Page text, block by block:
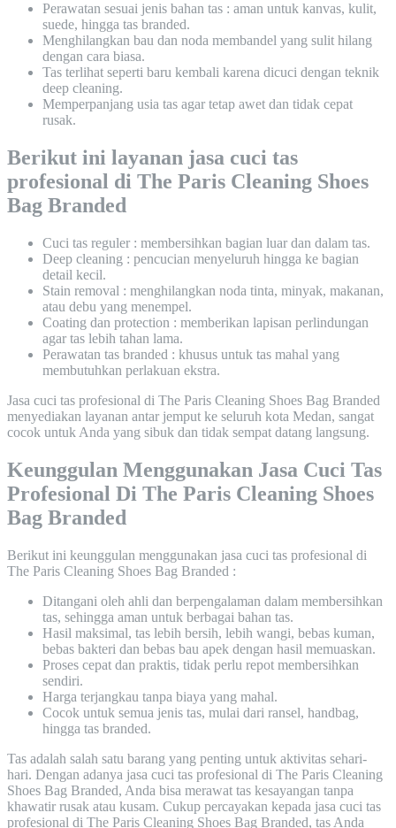
Perawatan sesuai jenis bahan tas : aman untuk kanvas, kulit,
suede, hingga tas branded.
Menghilangkan bau dan noda membandel yang sulit hilang
dengan cara biasa.
Tas terlihat seperti baru kembali karena dicuci dengan teknik
deep cleaning.
Memperpanjang usia tas agar tetap awet dan tidak cepat
rusak.
Berikut ini layanan jasa cuci tas
profesional di The Paris Cleaning Shoes
Bag Branded
Cuci tas reguler : membersihkan bagian luar dan dalam tas.
Deep cleaning : pencucian menyeluruh hingga ke bagian
detail kecil.
Stain removal : menghilangkan noda tinta, minyak, makanan,
atau debu yang menempel.
Coating dan protection : memberikan lapisan perlindungan
agar tas lebih tahan lama.
Perawatan tas branded : khusus untuk tas mahal yang
membutuhkan perlakuan ekstra.
Jasa cuci tas profesional di The Paris Cleaning Shoes Bag Branded
menyediakan layanan antar jemput ke seluruh kota Medan, sangat
cocok untuk Anda yang sibuk dan tidak sempat datang langsung.
Keunggulan Menggunakan Jasa Cuci Tas
Profesional Di The Paris Cleaning Shoes
Bag Branded
Berikut ini keunggulan menggunakan jasa cuci tas profesional di
The Paris Cleaning Shoes Bag Branded :
Ditangani oleh ahli dan berpengalaman dalam membersihkan
tas, sehingga aman untuk berbagai bahan tas.
Hasil maksimal, tas lebih bersih, lebih wangi, bebas kuman,
bebas bakteri dan bebas bau apek dengan hasil memuaskan.
Proses cepat dan praktis, tidak perlu repot membersihkan
sendiri.
Harga terjangkau tanpa biaya yang mahal.
Cocok untuk semua jenis tas, mulai dari ransel, handbag,
hingga tas branded.
Tas adalah salah satu barang yang penting untuk aktivitas sehari-
hari. Dengan adanya jasa cuci tas profesional di The Paris Cleaning
Shoes Bag Branded, Anda bisa merawat tas kesayangan tanpa
khawatir rusak atau kusam. Cukup percayakan kepada jasa cuci tas
profesional di The Paris Cleaning Shoes Bag Branded, tas Anda